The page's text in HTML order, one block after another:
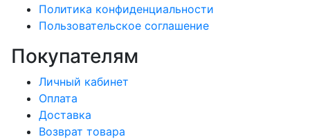
Политика конфиденциальности
Пользовательское соглашение
Покупателям
Личный кабинет
Оплата
Доставка
Возврат товара